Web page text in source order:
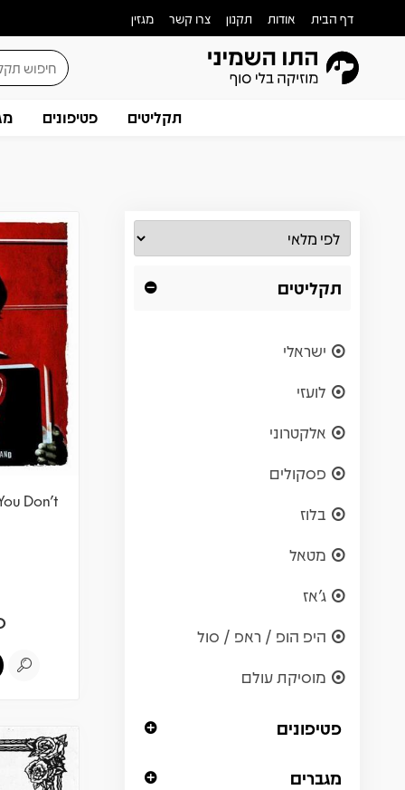
דף הבית אודות תקנון צרו קשר מגזין
תקליטים פטיפונים
תקליטים
ישראלי
לועזי
אלקטרוני
פסקולים
בלוז
מטאל
ג'אז
היפ הופ / ראפ / סול
מוסיקת עולם
פטיפונים
מגברים
Don't